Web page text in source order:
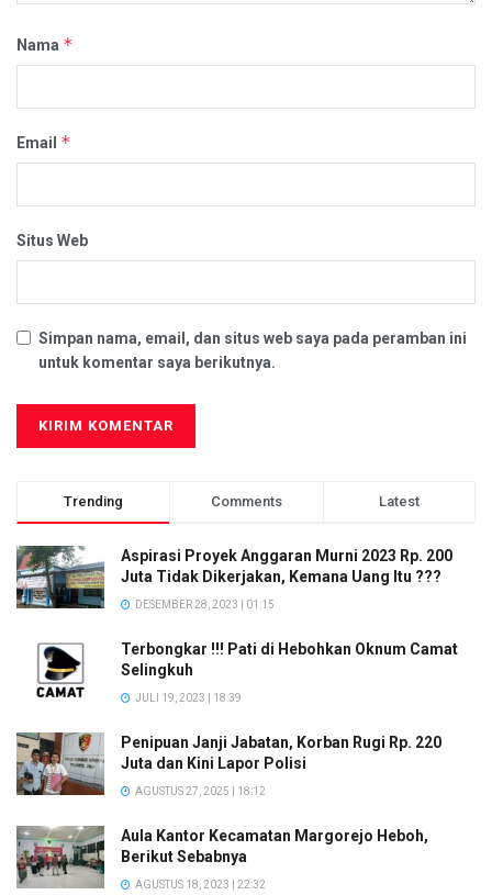
Nama *
Email *
Situs Web
Simpan nama, email, dan situs web saya pada peramban ini
untuk komentar saya berikutnya.
Trending Comments Latest
Aspirasi Proyek Anggaran Murni 2023 Rp. 200
Juta Tidak Dikerjakan, Kemana Uang Itu ???
DESEMBER 28, 2023 | 01:15
Terbongkar !!! Pati di Hebohkan Oknum Camat
Selingkuh
JULI 19, 2023 | 18:39
Penipuan Janji Jabatan, Korban Rugi Rp. 220
Juta dan Kini Lapor Polisi
AGUSTUS 27, 2025 | 18:12
Aula Kantor Kecamatan Margorejo Heboh,
Berikut Sebabnya
AGUSTUS 18, 2023 | 22:32